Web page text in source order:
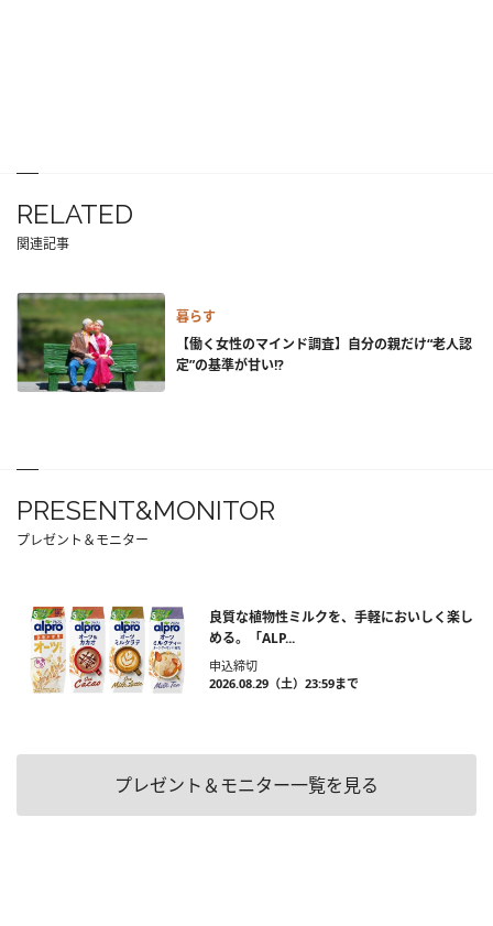
RELATED
関連記事
暮らす
【働く女性のマインド調査】自分の親だけ“老人認
定”の基準が甘い!?
PRESENT&MONITOR
プレゼント＆モニター
良質な植物性ミルクを、手軽においしく楽し
める。「ALP...
申込締切
2026.08.29（土）23:59まで
プレゼント＆モニター一覧を見る